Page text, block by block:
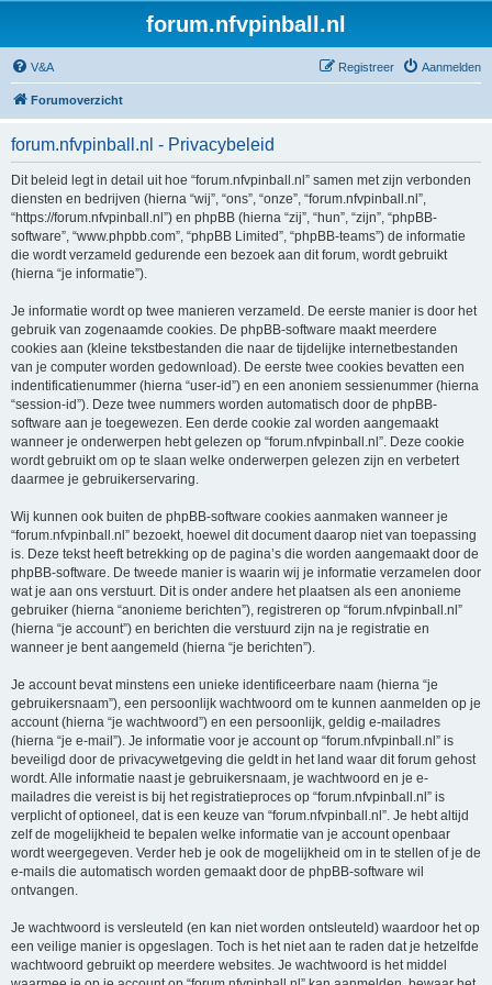
forum.nfvpinball.nl
V&A Aanmelden
Registreer
Forumoverzicht
forum.nfvpinball.nl - Privacybeleid
Dit beleid legt in detail uit hoe “forum.nfvpinball.nl” samen met zijn verbonden
diensten en bedrijven (hierna “wij”, “ons”, “onze”, “forum.nfvpinball.nl”,
“https://forum.nfvpinball.nl”) en phpBB (hierna “zij”, “hun”, “zijn”, “phpBB-
software”, “www.phpbb.com”, “phpBB Limited”, “phpBB-teams”) de informatie
die wordt verzameld gedurende een bezoek aan dit forum, wordt gebruikt
(hierna “je informatie”).
Je informatie wordt op twee manieren verzameld. De eerste manier is door het
gebruik van zogenaamde cookies. De phpBB-software maakt meerdere
cookies aan (kleine tekstbestanden die naar de tijdelijke internetbestanden
van je computer worden gedownload). De eerste twee cookies bevatten een
indentificatienummer (hierna “user-id”) en een anoniem sessienummer (hierna
“session-id”). Deze twee nummers worden automatisch door de phpBB-
software aan je toegewezen. Een derde cookie zal worden aangemaakt
wanneer je onderwerpen hebt gelezen op “forum.nfvpinball.nl”. Deze cookie
wordt gebruikt om op te slaan welke onderwerpen gelezen zijn en verbetert
daarmee je gebruikerservaring.
Wij kunnen ook buiten de phpBB-software cookies aanmaken wanneer je
“forum.nfvpinball.nl” bezoekt, hoewel dit document daarop niet van toepassing
is. Deze tekst heeft betrekking op de pagina’s die worden aangemaakt door de
phpBB-software. De tweede manier is waarin wij je informatie verzamelen door
wat je aan ons verstuurt. Dit is onder andere het plaatsen als een anonieme
gebruiker (hierna “anonieme berichten”), registreren op “forum.nfvpinball.nl”
(hierna “je account”) en berichten die verstuurd zijn na je registratie en
wanneer je bent aangemeld (hierna “je berichten”).
Je account bevat minstens een unieke identificeerbare naam (hierna “je
gebruikersnaam”), een persoonlijk wachtwoord om te kunnen aanmelden op je
account (hierna “je wachtwoord”) en een persoonlijk, geldig e-mailadres
(hierna “je e-mail”). Je informatie voor je account op “forum.nfvpinball.nl” is
beveiligd door de privacywetgeving die geldt in het land waar dit forum gehost
wordt. Alle informatie naast je gebruikersnaam, je wachtwoord en je e-
mailadres die vereist is bij het registratieproces op “forum.nfvpinball.nl” is
verplicht of optioneel, dat is een keuze van “forum.nfvpinball.nl”. Je hebt altijd
zelf de mogelijkheid te bepalen welke informatie van je account openbaar
wordt weergegeven. Verder heb je ook de mogelijkheid om in te stellen of je de
e-mails die automatisch worden gemaakt door de phpBB-software wil
ontvangen.
Je wachtwoord is versleuteld (en kan niet worden ontsleuteld) waardoor het op
een veilige manier is opgeslagen. Toch is het niet aan te raden dat je hetzelfde
wachtwoord gebruikt op meerdere websites. Je wachtwoord is het middel